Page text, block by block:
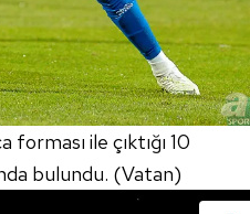
ile çıktığı 10
bulundu. (Vatan)